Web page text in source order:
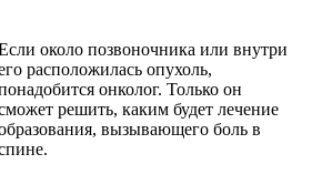
около позвоночника или внутри
расположилась опухоль,
онколог. Только он
решить, каким будет лечение
вызывающего боль в